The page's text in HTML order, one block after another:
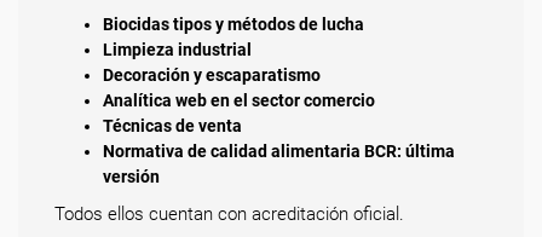
Biocidas tipos y métodos de lucha
Limpieza industrial
Decoración y escaparatismo
Analítica web en el sector comercio
Técnicas de venta
Normativa de calidad alimentaria BCR: última
versión
Todos ellos cuentan con acreditación oficial.